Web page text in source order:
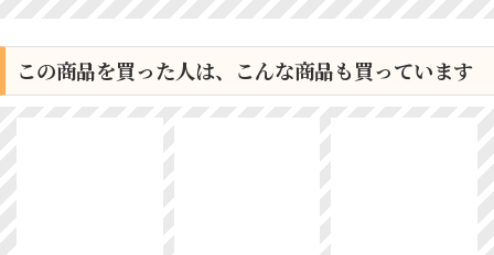
この商品を買った人は、こんな商品も買っています